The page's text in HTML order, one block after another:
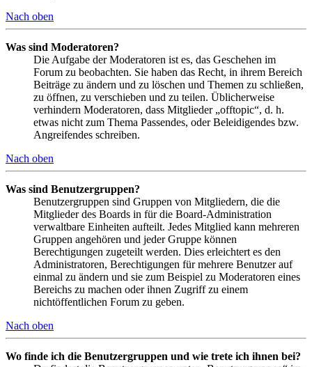
Nach oben
Was sind Moderatoren?
Die Aufgabe der Moderatoren ist es, das Geschehen im
Forum zu beobachten. Sie haben das Recht, in ihrem Bereich
Beiträge zu ändern und zu löschen und Themen zu schließen,
zu öffnen, zu verschieben und zu teilen. Üblicherweise
verhindern Moderatoren, dass Mitglieder „offtopic“, d. h.
etwas nicht zum Thema Passendes, oder Beleidigendes bzw.
Angreifendes schreiben.
Nach oben
Was sind Benutzergruppen?
Benutzergruppen sind Gruppen von Mitgliedern, die die
Mitglieder des Boards in für die Board-Administration
verwaltbare Einheiten aufteilt. Jedes Mitglied kann mehreren
Gruppen angehören und jeder Gruppe können
Berechtigungen zugeteilt werden. Dies erleichtert es den
Administratoren, Berechtigungen für mehrere Benutzer auf
einmal zu ändern und sie zum Beispiel zu Moderatoren eines
Bereichs zu machen oder ihnen Zugriff zu einem
nichtöffentlichen Forum zu geben.
Nach oben
Wo finde ich die Benutzergruppen und wie trete ich ihnen bei?